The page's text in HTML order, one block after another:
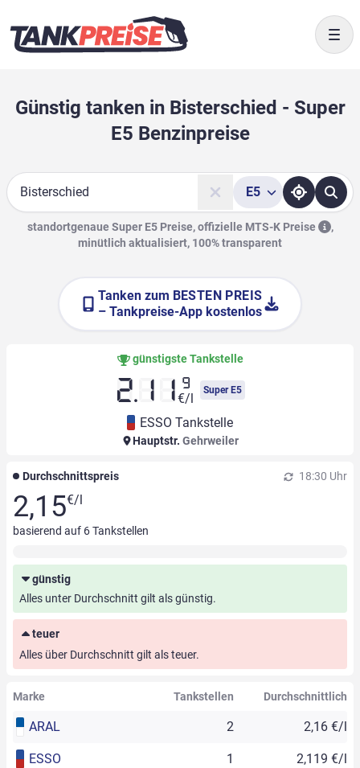
Günstig tanken in Bisterschied - Super
E5 Benzinpreise
Suche
E5
standortgenaue Super E5 Preise, offizielle MTS-K Preise
,
minütlich aktualisiert, 100% transparent
Tanken zum BESTEN PREIS
– Tankpreise-App kostenlos
günstigste Tankstelle
2.11 9
€/l
Super E5
ESSO Tankstelle
Hauptstr. Gehrweiler
Durchschnittspreis 18:30 Uhr
2,15€/l
basierend auf 6Tankstellen
günstig
Alles unter Durchschnitt gilt als günstig.
teuer
Alles über Durchschnitt gilt als teuer.
Marke Tankstellen Durchschnittlich
ARAL 2 2,16 €/l
ESSO 1 2,119 €/l